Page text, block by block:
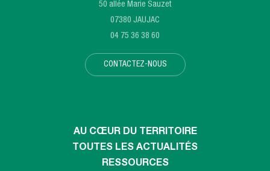
50 allée Marie Sauzet
07380 JAUJAC
04 75 36 38 60
CONTACTEZ-NOUS
AU CŒUR DU TERRITOIRE
TOUTES LES ACTUALITÉS
RESSOURCES